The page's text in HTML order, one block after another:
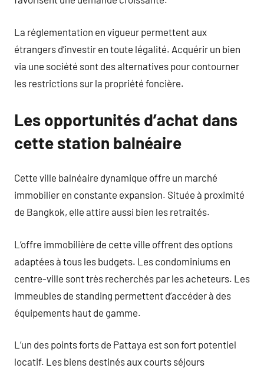
La réglementation en vigueur permettent aux
étrangers d’investir en toute légalité. Acquérir un bien
via une société sont des alternatives pour contourner
les restrictions sur la propriété foncière.
Les opportunités d’achat dans
cette station balnéaire
Cette ville balnéaire dynamique offre un marché
immobilier en constante expansion. Située à proximité
de Bangkok, elle attire aussi bien les retraités.
L’offre immobilière de cette ville offrent des options
adaptées à tous les budgets. Les condominiums en
centre-ville sont très recherchés par les acheteurs. Les
immeubles de standing permettent d’accéder à des
équipements haut de gamme.
L’un des points forts de Pattaya est son fort potentiel
locatif. Les biens destinés aux courts séjours